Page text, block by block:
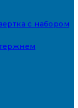
с набором